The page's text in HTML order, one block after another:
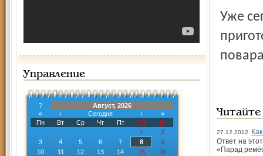
Управление
?
Август, 2026
«
‹ Сегодня ›
»
Пн
Вт Ср Чт Пт Сб
Вс
1
2
3
4 5 6 7 8
9
10
11 12 13 14 15
16
Уже
27.12.2012
Ответ на
«Парад